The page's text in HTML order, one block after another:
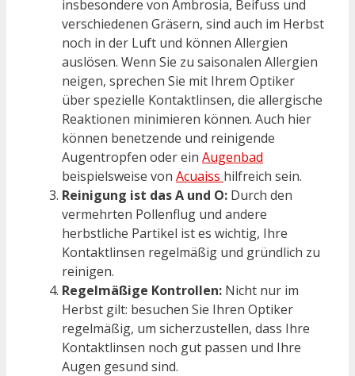
insbesondere von Ambrosia, Beifuss und
verschiedenen Gräsern, sind auch im Herbst
noch in der Luft und können Allergien
auslösen. Wenn Sie zu saisonalen Allergien
neigen, sprechen Sie mit Ihrem Optiker
über spezielle Kontaktlinsen, die allergische
Reaktionen minimieren können. Auch hier
können benetzende und reinigende
Augentropfen oder ein Augenbad
beispielsweise von Acuaiss hilfreich sein.
Reinigung ist das A und O: Durch den
vermehrten Pollenflug und andere
herbstliche Partikel ist es wichtig, Ihre
Kontaktlinsen regelmäßig und gründlich zu
reinigen.
Regelmäßige Kontrollen: Nicht nur im
Herbst gilt: besuchen Sie Ihren Optiker
regelmäßig, um sicherzustellen, dass Ihre
Kontaktlinsen noch gut passen und Ihre
Augen gesund sind.